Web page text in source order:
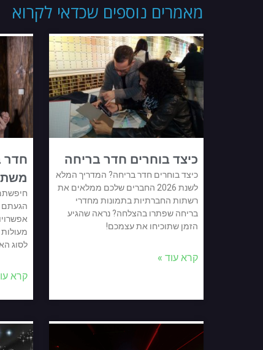
מאמרים נוספים שכדאי לקרוא
כיצד בוחרים חדר בריחה
כיצד בוחרים חדר בריחה? המדריך המלא
לשנת 2026 החברים שלכם ממלאים את
רשתות החברתיות בתמונות מחדרי
בריחה שפתרו בהצלחה? נראה שהגיע
הזמן שתוכיחו את עצמכם!
קרא עוד »
הגעתם
לסוג
קרא